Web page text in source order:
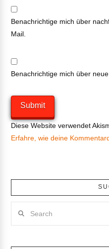
Benachrichtige mich über
Mail.
Benachrichtige mich über
Diese Website verwendet
Erfahre, wie deine